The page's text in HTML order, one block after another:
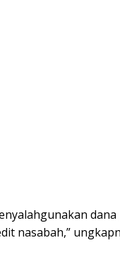
nasabah,”